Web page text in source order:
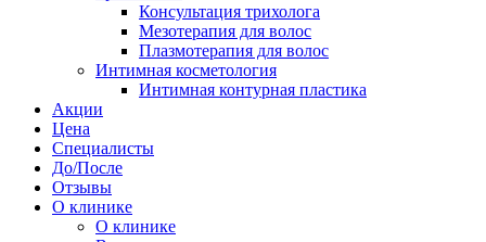
Консультация трихолога
Мезотерапия для волос
Плазмотерапия для волос
Интимная косметология
Интимная контурная пластика
Акции
Цена
Специалисты
До/После
Отзывы
О клинике
О клинике